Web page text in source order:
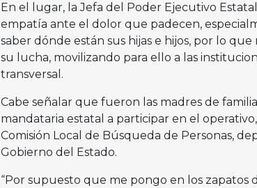
En el lugar, la Jefa del Poder Ejecutivo
empatía ante el dolor que padecen,
saber dónde están sus hijas e hijos, por lo
su lucha, movilizando para ello a las
transversal.
Cabe señalar que fueron las madres de
mandataria estatal a participar en el
Comisión Local de Búsqueda de Personas,
Gobierno del Estado.
“Por supuesto que me pongo en los zapatos